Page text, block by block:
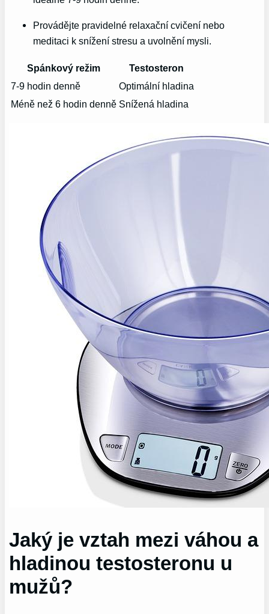
Provádějte pravidelné relaxační cvičení nebo⁢
meditaci ‌k snížení ​stresu a uvolnění mysli.
Spánkový režim
Testosteron
7-9 ‍hodin⁤ denně
Optimální hladina
Méně než⁤ 6 hodin denně Snížená hladina
Jaký je vztah mezi váhou a
hladinou testosteronu u
mužů?